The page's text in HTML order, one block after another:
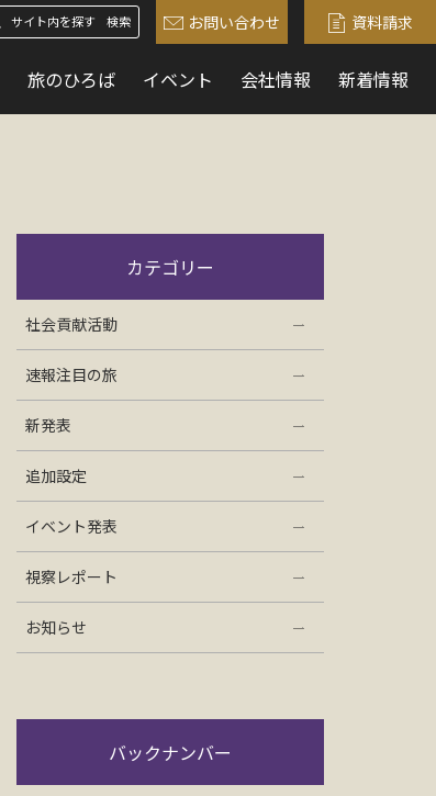
検索 お問い合わせ 資料請求
旅のひろば イベント 会社情報 新着情報
カテゴリー
社会貢献活動
速報注目の旅
新発表
追加設定
イベント発表
視察レポート
お知らせ
バックナンバー